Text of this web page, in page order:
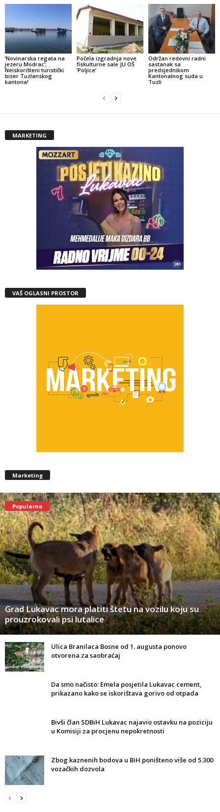
‘Novinarska regata na
jezeru Modrac’;
Neiskorišteni turistički
biser Tuzlanskog
kantona!
Počela izgradnja nove
fiskulturne sale JU OŠ
‘Poljice’
Održan redovni radni
sastanak sa
predsjednikom
Kantonalnog suda u
Tuzli
MARKETING
VAŠ OGLASNI PROSTOR
Marketing
Popularno
Grad Lukavac mora platiti štetu na vozilu koju su
prouzrokovali psi lutalice
Ulica Branilaca Bosne od 1. augusta ponovo
otvorena za saobraćaj
Da smo načisto: Emela posjetila Lukavac cement,
prikazano kako se iskorištava gorivo od otpada
Bivši član SDBiH Lukavac najavio ostavku na poziciju
u Komisiji za procjenu nepokretnosti
Zbog kaznenih bodova u BiH poništeno više od 5.300
vozačkih dozvola